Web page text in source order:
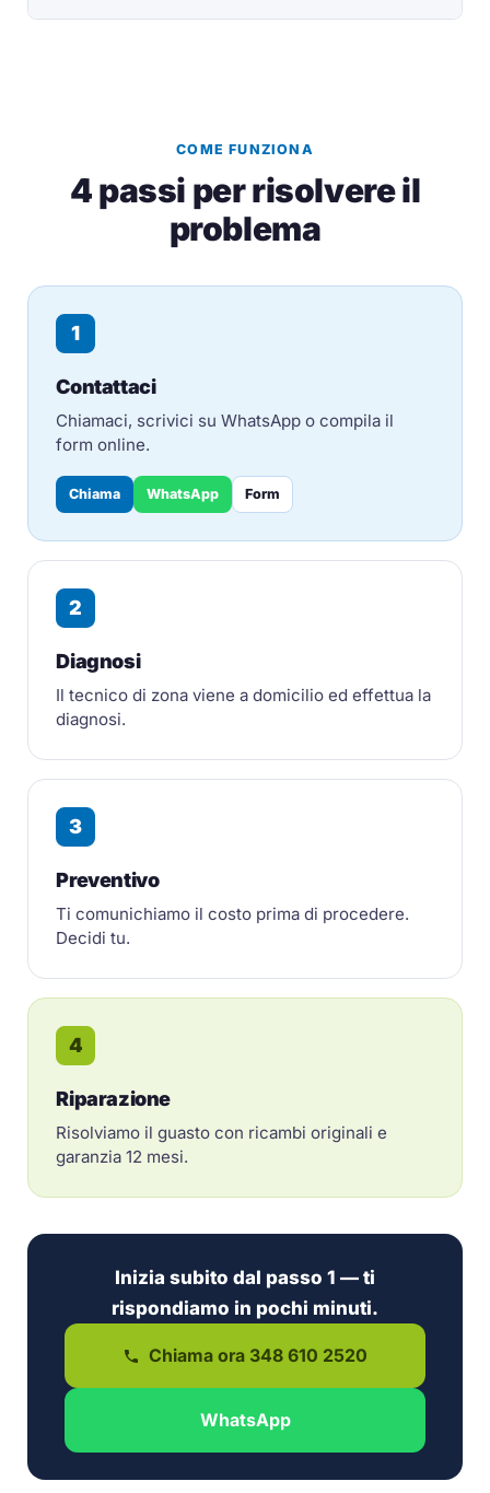
COME FUNZIONA
4 passi per risolvere il
problema
1
Contattaci
Chiamaci, scrivici su WhatsApp o compila il
form online.
Chiama WhatsApp Form
2
Diagnosi
Il tecnico di zona viene a domicilio ed effettua la
diagnosi.
3
Preventivo
Ti comunichiamo il costo prima di procedere.
Decidi tu.
4
Riparazione
Risolviamo il guasto con ricambi originali e
garanzia 12 mesi.
Inizia subito dal passo 1 — ti
rispondiamo in pochi minuti.
Chiama ora 348 610 2520
WhatsApp